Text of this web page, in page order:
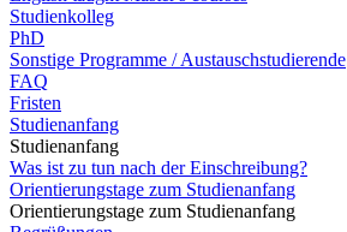
Studienkolleg
PhD
Sonstige Programme / Austauschstudierende
FAQ
Fristen
Studienanfang
Studienanfang
Was ist zu tun nach der Einschreibung?
Orientierungstage zum Studienanfang
Orientierungstage zum Studienanfang